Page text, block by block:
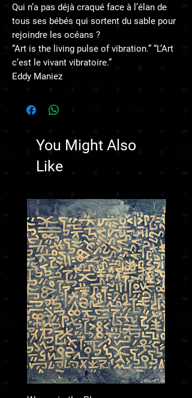
Qui n’a pas déjà craqué face à l’élan de
tous ses bébés qui sortent du sable pour
rejoindre les océans ?
“Art is the living pulse of vibration.” “L’Art
c’est le vivant vibratoire.”
Eddy Maniez
You Might Also
Like